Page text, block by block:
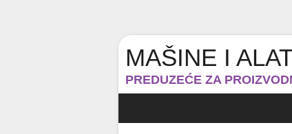
MAŠINE I
PREDUZEĆE ZA